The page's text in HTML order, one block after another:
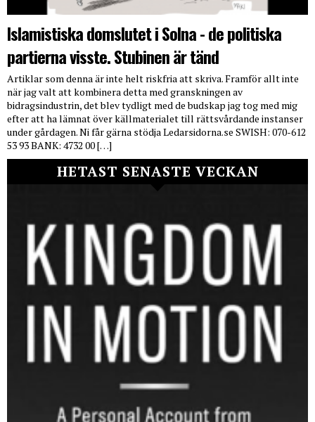
Islamistiska domslutet i Solna - de politiska
partierna visste. Stubinen är tänd
Artiklar som denna är inte helt riskfria att skriva. Framför allt inte
när jag valt att kombinera detta med granskningen av
bidragsindustrin, det blev tydligt med de budskap jag tog med mig
efter att ha lämnat över källmaterialet till rättsvårdande instanser
under gårdagen. Ni får gärna stödja Ledarsidorna.se SWISH: 070-612
53 93 BANK: 4732 00 […]
HETAST SENASTE VECKAN